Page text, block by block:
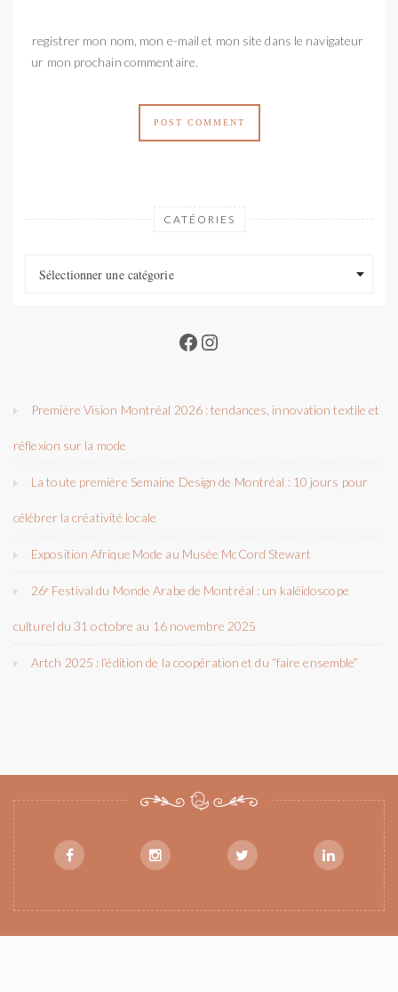
Enregistrer mon nom, mon e-mail et mon site dans le navigateur
pour mon prochain commentaire.
CATÉORIES
Sélectionner une catégorie
Facebook
Instagram
Première Vision Montréal 2026 : tendances, innovation textile et
réflexion sur la mode
La toute première Semaine Design de Montréal : 10 jours pour
célébrer la créativité locale
Exposition Afrique Mode au Musée McCord Stewart
26ᵉ Festival du Monde Arabe de Montréal : un kaléidoscope
culturel du 31 octobre au 16 novembre 2025
Artch 2025 : l’édition de la coopération et du “faire ensemble”